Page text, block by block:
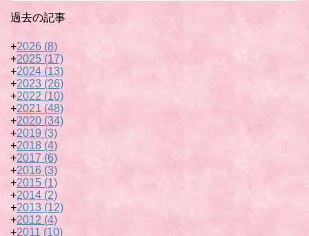
過去の記事
+2026 (8)
+2025 (17)
+2024 (13)
+2023 (26)
+2022 (10)
+2021 (48)
+2020 (34)
+2019 (3)
+2018 (4)
+2017 (6)
+2016 (3)
+2015 (1)
+2014 (2)
+2013 (12)
+2012 (4)
+2011 (10)